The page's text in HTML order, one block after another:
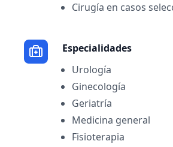
Cirugía en casos
Especialidades
Urología
Ginecología
Geriatría
Medicina general
Fisioterapia